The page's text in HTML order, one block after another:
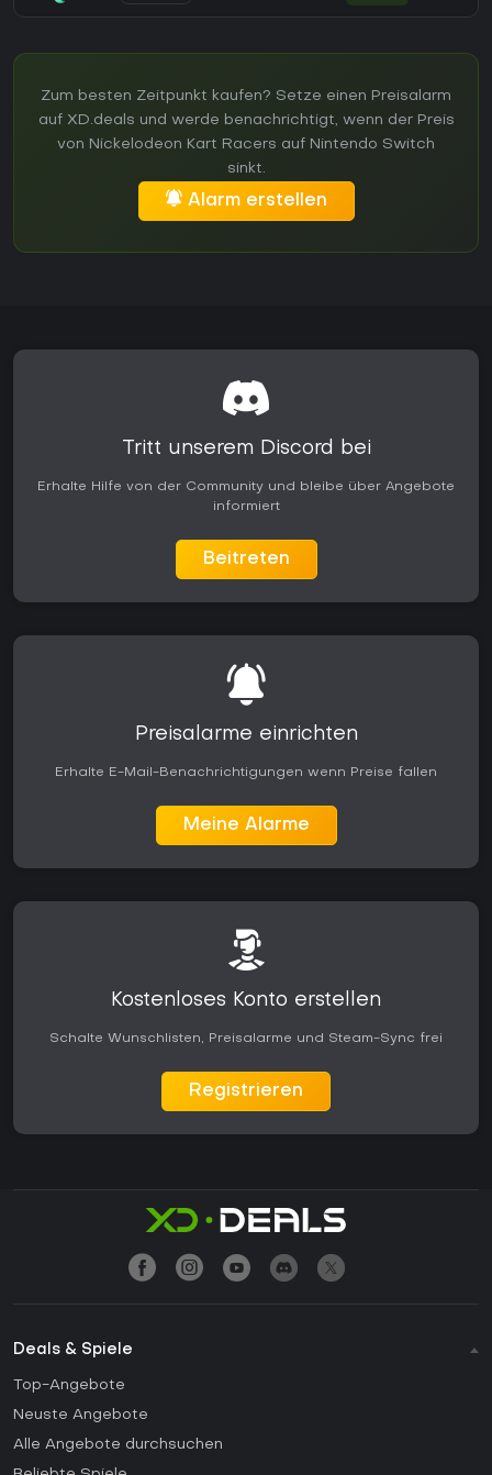
Zum besten Zeitpunkt kaufen? Setze einen Preisalarm
auf XD.deals und werde benachrichtigt, wenn der Preis
von Nickelodeon Kart Racers auf Nintendo Switch
sinkt.
Alarm erstellen
Tritt unserem Discord bei
Erhalte Hilfe von der Community und bleibe über Angebote
informiert
Beitreten
Preisalarme einrichten
Erhalte E-Mail-Benachrichtigungen wenn Preise fallen
Meine Alarme
Kostenloses Konto erstellen
Schalte Wunschlisten, Preisalarme und Steam-Sync frei
Registrieren
Deals & Spiele
Top-Angebote
Neuste Angebote
Alle Angebote durchsuchen